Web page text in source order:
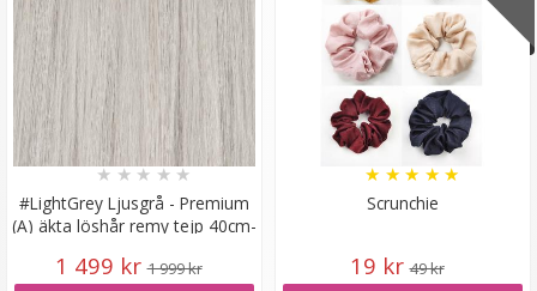
#60 Platinablond - Original äkta löshår remy microringar
#LightGrey Ljusgrå - Premium
(A) äkta löshår remy tejp 40cm-
★★★★★
1 499 kr 1 999 kr
Scrunchie
★ ★ ★ ★ ★
19 kr 49 kr